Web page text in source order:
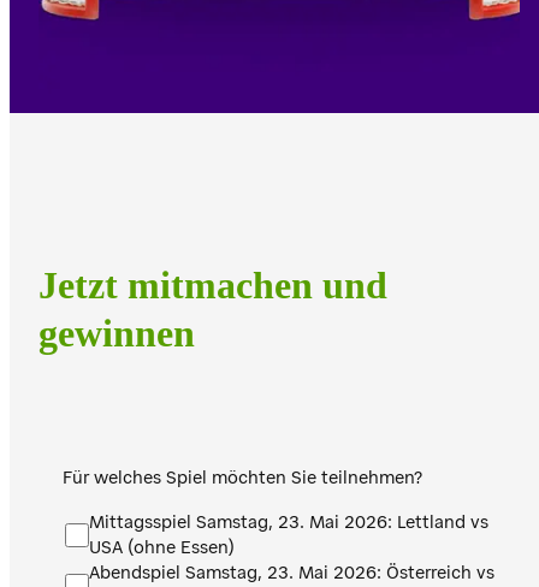
Jetzt mitmachen und
gewinnen
Für welches Spiel möchten Sie teilnehmen?
Mittagsspiel Samstag, 23. Mai 2026: Lettland vs
USA (ohne Essen)
Abendspiel Samstag, 23. Mai 2026: Österreich vs